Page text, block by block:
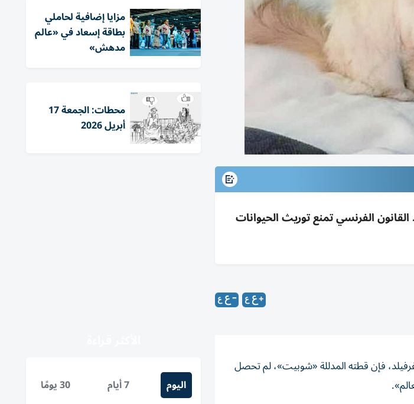
الفرنسي تمنع توريث الحيوانات
فإن قطته المدللة «شوبيت»، لم تحصل
مزايا إضافية لحاملي
بطاقة إسعاد في «عالم
مدهش»
محطات: الجمعة 17
أبريل 2026
اليوم 7 أيام 30 يومًا